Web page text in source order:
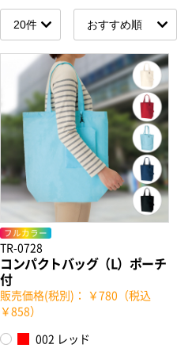
フルカラー
TR-0728
コンパクトバッグ（L）ポーチ
付
販売価格(税別)： ￥780（税込
￥858）
002 レッド